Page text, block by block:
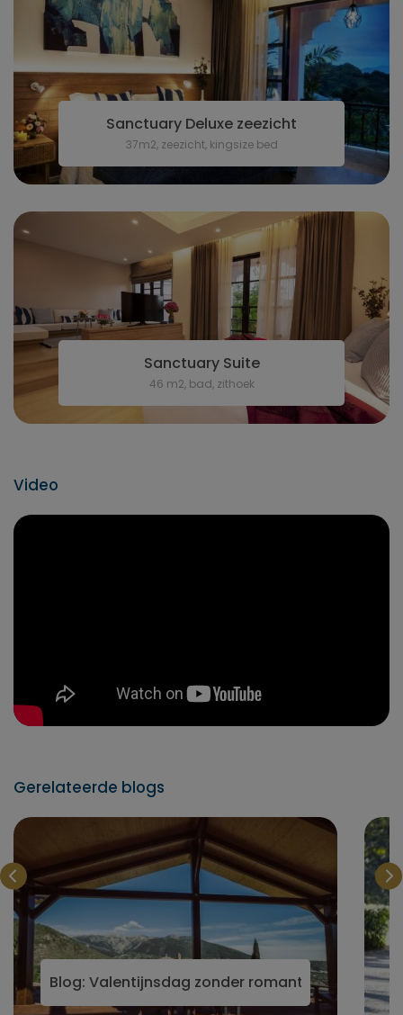
Sanctuary Deluxe zeezicht
37m2, zeezicht, kingsize bed
Sanctuary Suite
46 m2, bad, zithoek
Video
Gerelateerde blogs
Blog: Valentijnsdag zonder romantiek: vier self